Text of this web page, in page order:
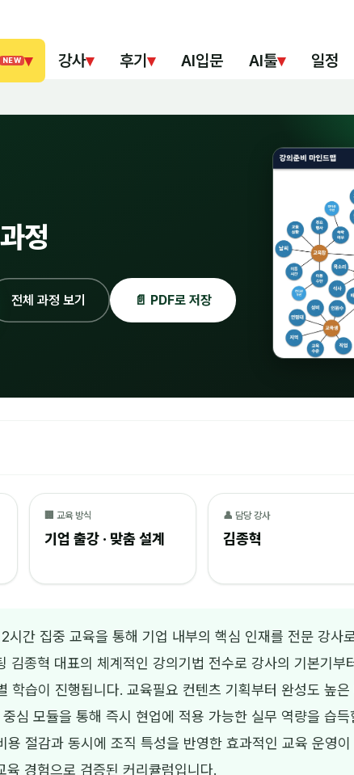
NEW ▾ 강사▾ 후기 ▾ AI입문 AI툴▾ 일정
정
전체 과정 보기 📄 PDF로 저장
🏢 교육 방식
기업 출강 · 맞춤 설계
👤 담당 강사
김종혁
시간 집중 교육을 통해 기업 내부의 핵심 인재를 전문 강사
김종혁 대표의 체계적인 강의기법 전수로 강사의 기본기부
학습이 진행됩니다. 교육필요 컨텐츠 기획부터 완성도 높
심 모듈을 통해 즉시 현업에 적용 가능한 실무 역량을 습
용 절감과 동시에 조직 특성을 반영한 효과적인 교육 운영
육 경험으로 검증된 커리큘럼입니다.